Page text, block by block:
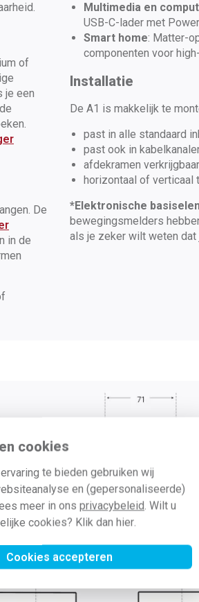
cookies
te bieden gebruiken wij
en (gepersonaliseerde)
meer in ons privacybeleid. Wilt u
cookies? Klik dan hier.
Cookies accepteren
of
je een
De
in de
Multimedia en
USB-C-lader met
Smart home: Matter-
componenten voor
Installatie
De A1 is makkelijk te
past in alle standaard
past ook in
afdekramen
horizontaal of verticaal
*Elektronische
bewegingsmelders
als je zeker wilt weten